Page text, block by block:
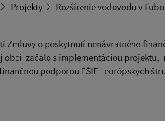
Projekty Rozšírenie vodovodu v
o poskytnutí nenávratného
obci začalo s implementáciou
podporou EŠIF - európskych